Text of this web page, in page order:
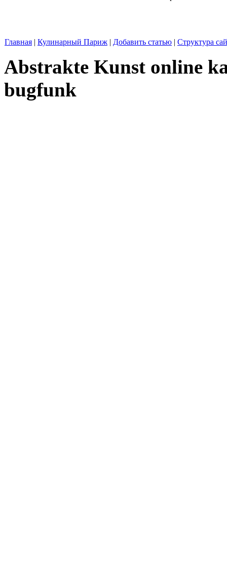
Главная | Кулинарный Париж | Добавить статью | Структура
Abstrakte Kunst online
bugfunk